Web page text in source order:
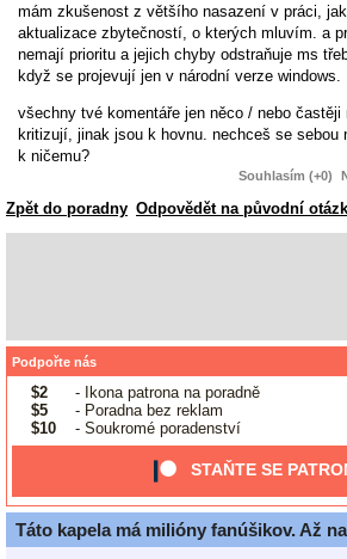
mám zkušenost z většího nasazení v práci,
aktualizace zbytečností, o kterých mluvím. a
nemají prioritu a jejich chyby odstraňuje ms
když se projevují jen v národní verze windows.
všechny tvé komentáře jen něco / nebo častěji
kritizují, jinak jsou k hovnu. nechceš se sebou
k ničemu?
Souhlasím (+0)
Zpět do poradny Odpovědět na původní
Podpořte nás
$2
- Ikona patrona na poradně
$5
- Poradna bez reklam
$10
- Soukromé poradenství
STAŇTE SE
Táto kapela má milióny fanúšikov. Až